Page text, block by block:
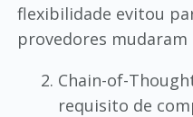
flexibilidade evitou
provedores mudaram
Chain-of-
requisito de